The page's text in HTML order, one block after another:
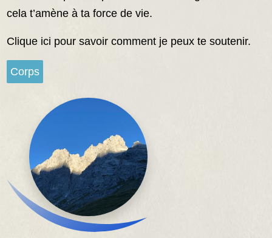
cela t’amène à ta force de vie.
Clique ici pour savoir comment je peux te soutenir.
Corps